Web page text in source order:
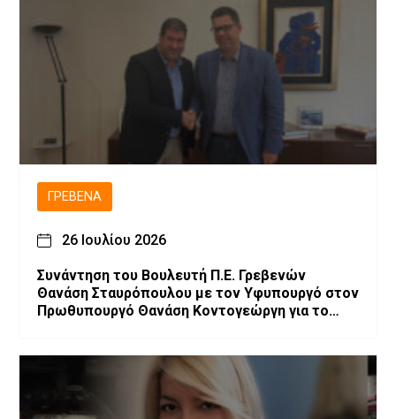
ΓΡΕΒΕΝΆ
26 Ιουλίου 2026
Συνάντηση του Βουλευτή Π.Ε. Γρεβενών
Θανάση Σταυρόπουλου με τον Υφυπουργό στον
Πρωθυπουργό Θανάση Κοντογεώργη για το